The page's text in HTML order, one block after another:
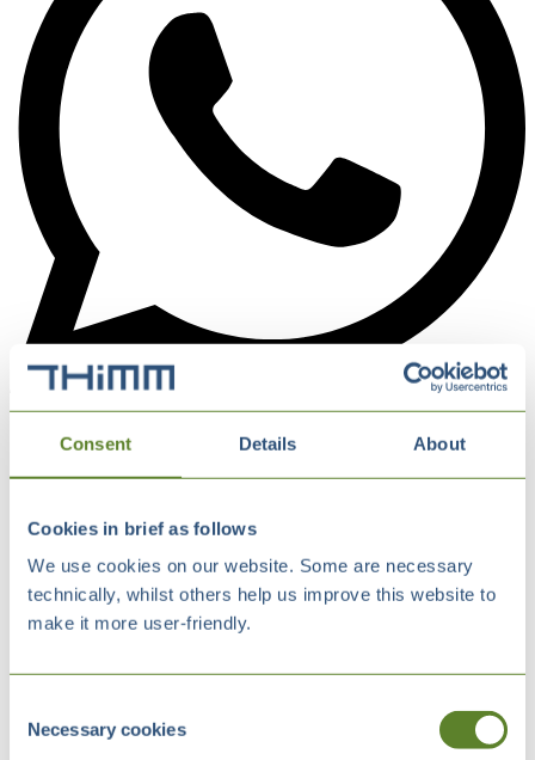
Consent Details About
Cookies in brief as follows
We use cookies on our website. Some are necessary
technically, whilst others help us improve this website to
make it more user-friendly.
Selection
Necessary cookies